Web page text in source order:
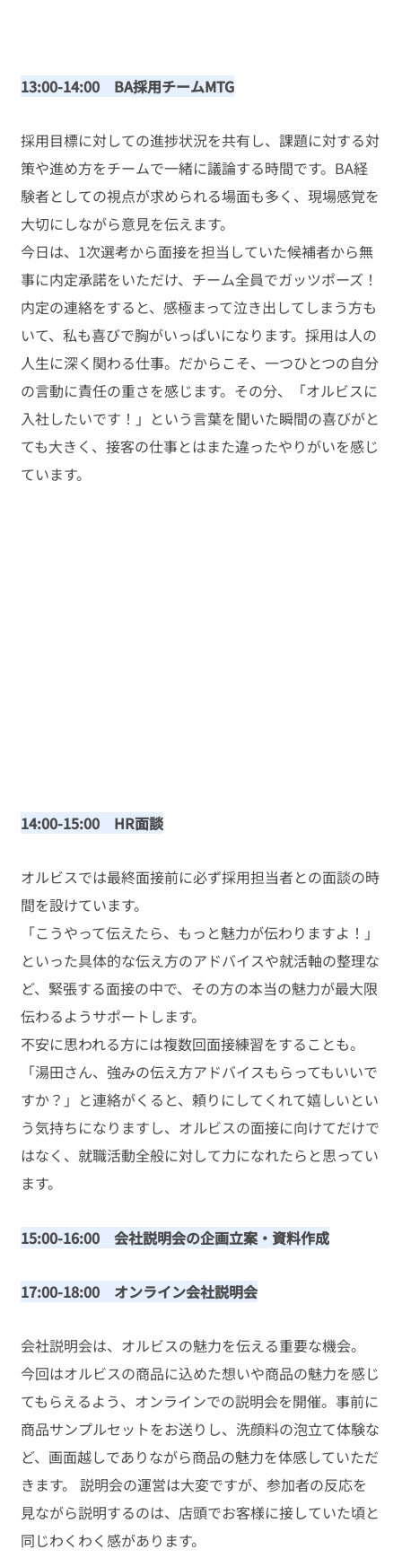
13:00-14:00　BA採用チームMTG
採用目標に対しての進捗状況を共有し、課題に対する対
策や進め方をチームで一緒に議論する時間です。BA経
験者としての視点が求められる場面も多く、現場感覚を
大切にしながら意見を伝えます。
今日は、1次選考から面接を担当していた候補者から無
事に内定承諾をいただけ、チーム全員でガッツポーズ！
内定の連絡をすると、感極まって泣き出してしまう方も
いて、私も喜びで胸がいっぱいになります。採用は人の
人生に深く関わる仕事。だからこそ、一つひとつの自分
の言動に責任の重さを感じます。その分、「オルビスに
入社したいです！」という言葉を聞いた瞬間の喜びがと
ても大きく、接客の仕事とはまた違ったやりがいを感じ
ています。
14:00-15:00　HR面談
オルビスでは最終面接前に必ず採用担当者との面談の時
間を設けています。
「こうやって伝えたら、もっと魅力が伝わりますよ！」
といった具体的な伝え方のアドバイスや就活軸の整理な
ど、緊張する面接の中で、その方の本当の魅力が最大限
伝わるようサポートします。
不安に思われる方には複数回面接練習をすることも。
「湯田さん、強みの伝え方アドバイスもらってもいいで
すか？」と連絡がくると、頼りにしてくれて嬉しいとい
う気持ちになりますし、オルビスの面接に向けてだけで
はなく、就職活動全般に対して力になれたらと思ってい
ます。
15:00-16:00　会社説明会の企画立案・資料作成
17:00-18:00　オンライン会社説明会
会社説明会は、オルビスの魅力を伝える重要な機会。
今回はオルビスの商品に込めた想いや商品の魅力を感じ
てもらえるよう、オンラインでの説明会を開催。事前に
商品サンプルセットをお送りし、洗顔料の泡立て体験な
ど、画面越しでありながら商品の魅力を体感していただ
きます。 説明会の運営は大変ですが、参加者の反応を
見ながら説明するのは、店頭でお客様に接していた頃と
同じわくわく感があります。